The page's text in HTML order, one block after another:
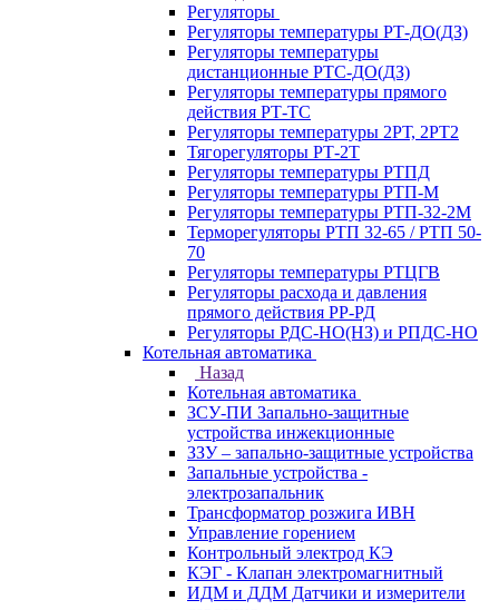
Регуляторы
Регуляторы температуры РТ-ДО(ДЗ)
Регуляторы температуры
дистанционные РТС-ДО(ДЗ)
Регуляторы температуры прямого
действия РТ-ТС
Регуляторы температуры 2РТ, 2РT2
Тягорегуляторы РТ-2Т
Регуляторы температуры РТПД
Регуляторы температуры РТП-M
Регуляторы температуры РТП-32-2М
Терморегуляторы РТП 32-65 / РТП 50-
70
Регуляторы температуры РТЦГВ
Регуляторы расхода и давления
прямого действия РР-РД
Регуляторы РДС-НО(НЗ) и РПДС-НО
Котельная автоматика
Назад
Котельная автоматика
ЗСУ-ПИ Запально-защитные
устройства инжекционные
ЗЗУ – запально-защитные устройства
Запальные устройства -
электрозапальник
Трансформатор розжига ИВН
Управление горением
Контрольный электрод КЭ
КЭГ - Клапан электромагнитный
ИДМ и ДДМ Датчики и измерители